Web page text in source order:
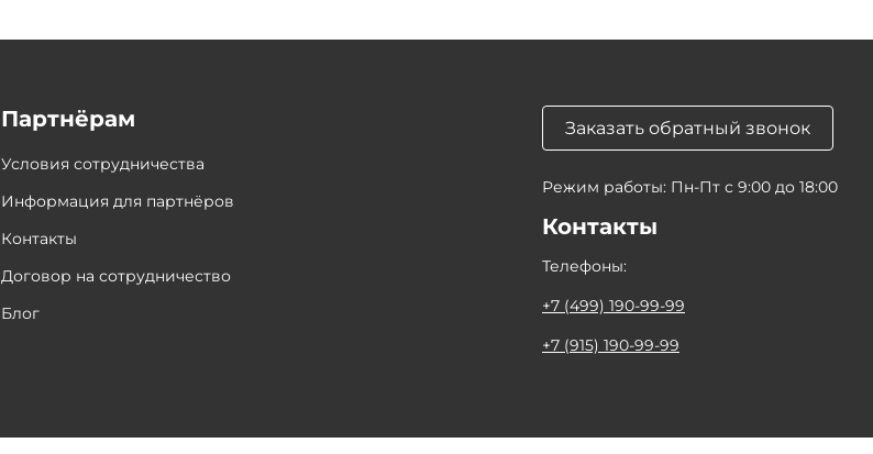
Партнёрам
Условия сотрудничества
Информация для партнёров
Контакты
Договор на сотрудничество
Блог
Заказать обратный звонок
Режим работы: Пн-Пт с 9:00 до 18:00
Контакты
Телефоны:
+7 (499) 190-99-99
+7 (915) 190-99-99